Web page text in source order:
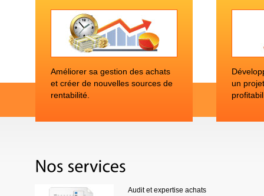
Améliorer sa gestion des achats
et créer de nouvelles sources de
rentabilité.
un
Audit et expertise achats